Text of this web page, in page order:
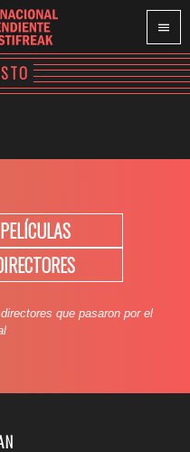
PELÍCULAS
que pasaron por el